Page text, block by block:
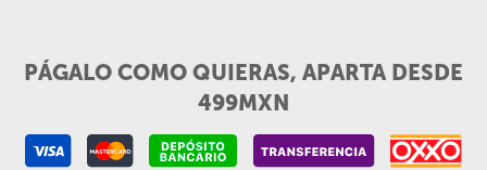
PÁGALO COMO QUIERAS, APARTA DESDE
499MXN